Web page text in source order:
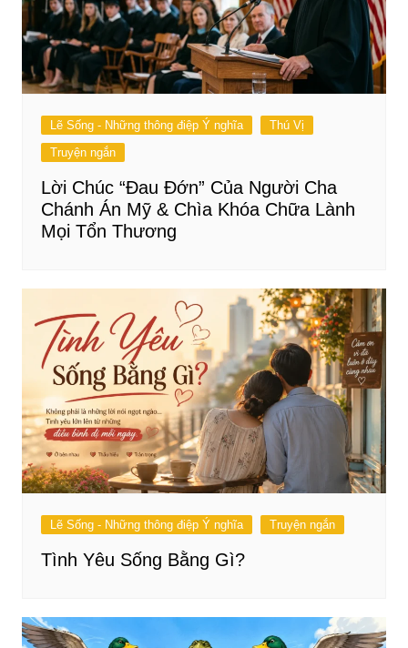
Lẽ Sống - Những thông điệp Ý nghĩa
Thú Vị
Truyện ngắn
Lời Chúc “Đau Đớn” Của Người Cha
Chánh Án Mỹ & Chìa Khóa Chữa Lành
Mọi Tổn Thương
Lẽ Sống - Những thông điệp Ý nghĩa Truyện ngắn
Tình Yêu Sống Bằng Gì?